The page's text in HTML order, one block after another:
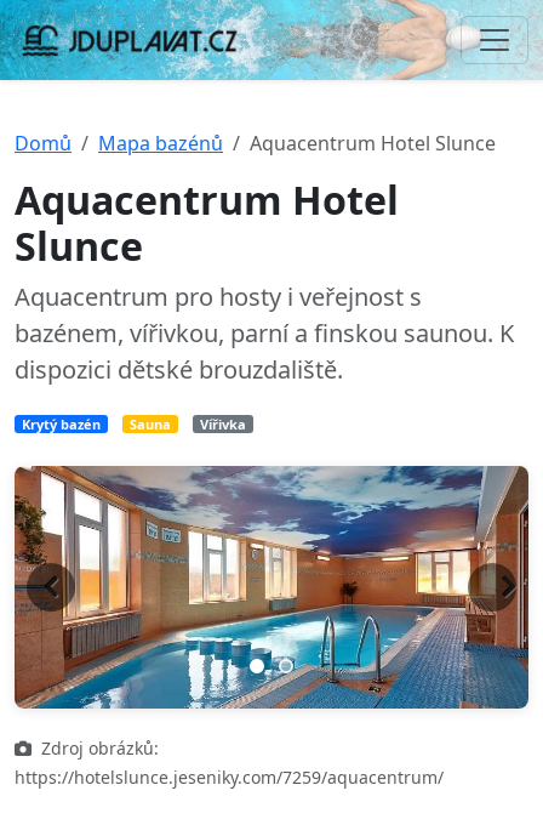
Domů Mapa bazénů Aquacentrum Hotel Slunce
Aquacentrum Hotel
Slunce
Aquacentrum pro hosty i veřejnost s
bazénem, vířivkou, parní a finskou saunou. K
dispozici dětské brouzdaliště.
Krytý bazén Sauna Vířivka
Previous Next
Zdroj obrázků:
https://hotelslunce.jeseniky.com/7259/aquacentrum/